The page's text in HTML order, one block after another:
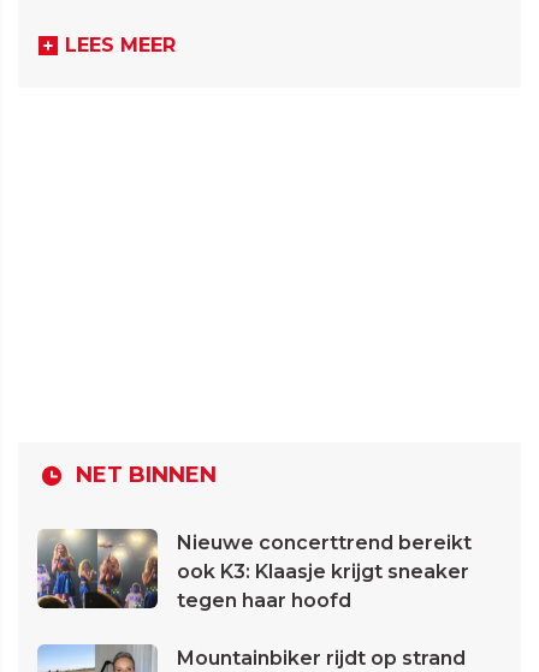
LEES MEER
NET BINNEN
Nieuwe concerttrend bereikt
ook K3: Klaasje krijgt sneaker
tegen haar hoofd
Mountainbiker rijdt op strand